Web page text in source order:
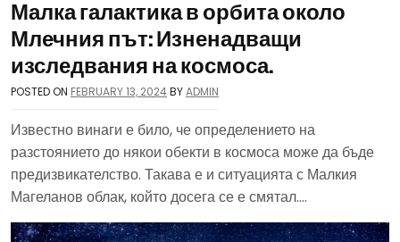
Малка галактика в орбита около
Млечния път: Изненадващи
изследвания на космоса.
POSTED ON FEBRUARY 13, 2024BYADMIN
Известно винаги е било, че определението на
разстоянието до някои обекти в космоса може да бъде
предизвикателство. Такава е и ситуацията с Малкия
Магеланов облак, който досега се е смятал….